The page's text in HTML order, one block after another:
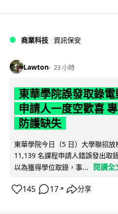
商業科技 資訊保安
Lawton 23 小時
東華學院誤發取錄電
申請人一度空歡喜
防護缺失
東華學院今日（5 日）大學聯招
11,139 名課程申請人錯誤發出取
以為獲得學位取錄，事...
閱讀全
145 17 ↗ 分享